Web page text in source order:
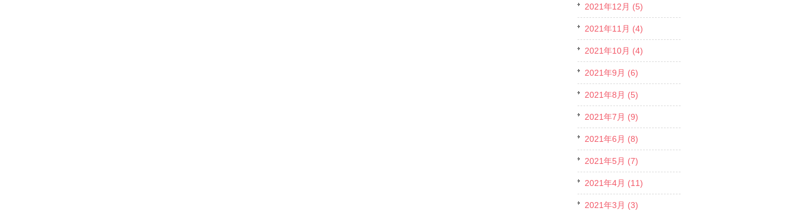
2021年12月 (5)
2021年11月 (4)
2021年10月 (4)
2021年9月 (6)
2021年8月 (5)
2021年7月 (9)
2021年6月 (8)
2021年5月 (7)
2021年4月 (11)
2021年3月 (3)